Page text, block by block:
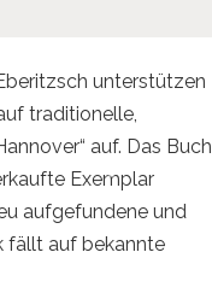
unterstützen
traditionelle,
auf. Das Buch
Exemplar
aufgefundene und
fällt auf bekannte